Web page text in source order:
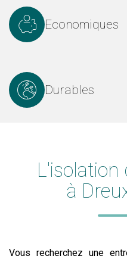
Economiques
Durables
L'isolation
à
Vous recherchez une